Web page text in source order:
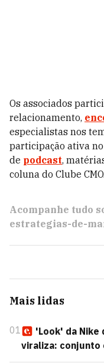
Os associados
relacionamento,
especialistas nos
participação ativa
de podcast,
coluna do Clube CMO.
Acompanhe tudo
estrategias-de-
Mais lidas
01
'Look' da Nike
viraliza: conjunto